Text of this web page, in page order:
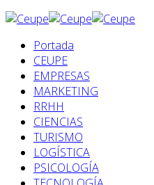
Portada
CEUPE
EMPRESAS
MARKETING
RRHH
CIENCIAS
TURISMO
LOGÍSTICA
PSICOLOGÍA